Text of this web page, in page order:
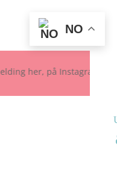
her, på Instagram
NO